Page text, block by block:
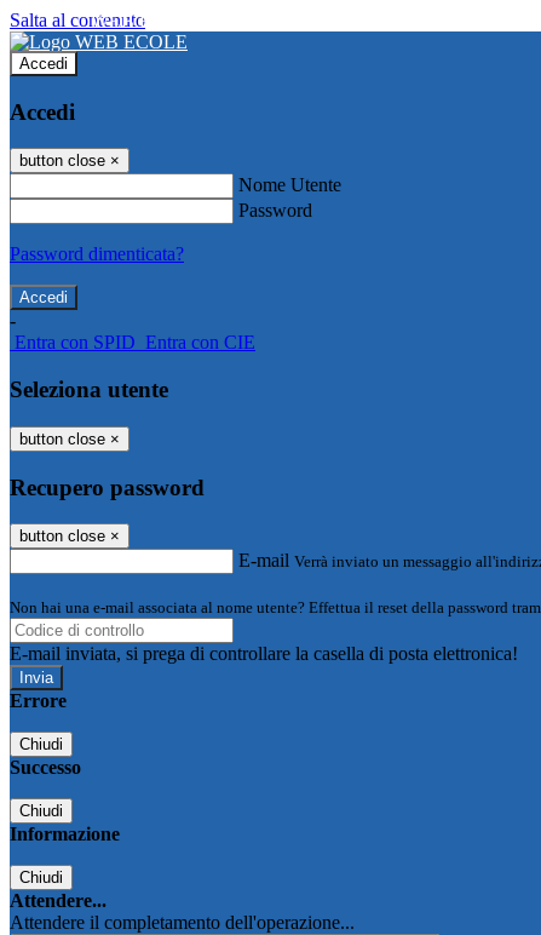
Salta al contenuto
WEB ECOLE
Accedi
Accedi
button close ×
Nome Utente
Password
Password dimenticata?
-
Entra con SPID Entra con CIE
Seleziona utente
button close ×
Recupero password
button close ×
E-mail Verrà inviato un messaggio
Non hai una e-mail associata al nome utente? Effettua il reset della password
E-mail inviata, si prega di controllare la casella di posta elettronica!
Errore
Chiudi
Successo
Chiudi
Informazione
Chiudi
Attendere...
Attendere il completamento dell'operazione...